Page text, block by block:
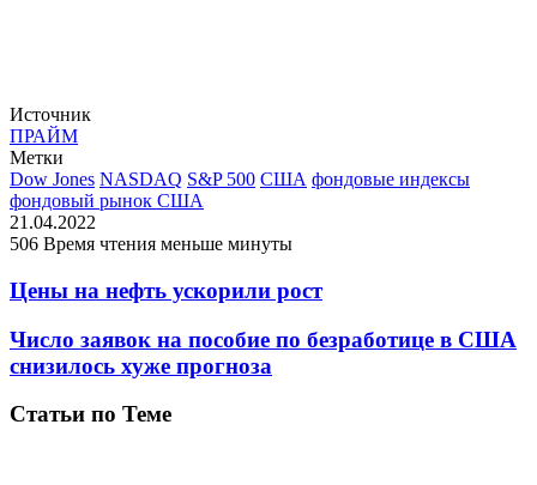
Источник
ПРАЙМ
Метки
Dow Jones NASDAQ S&P 500 США фондовые индексы
фондовый рынок США
21.04.2022
506 Время чтения меньше минуты
Цены на нефть ускорили рост
Число заявок на пособие по безработице в США
снизилось хуже прогноза
Статьи по Теме